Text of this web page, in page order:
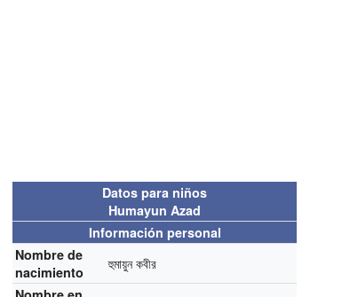
Datos para niños
Humayun Azad
Información personal
Nombre de
nacimiento
হুমায়ুন কবীর